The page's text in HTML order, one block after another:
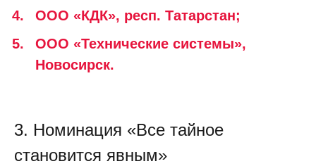
ООО «КДК», респ. Татарстан;
ООО «Технические системы»,
Новосирск.
3. Номинация «Все тайное
становится явным»